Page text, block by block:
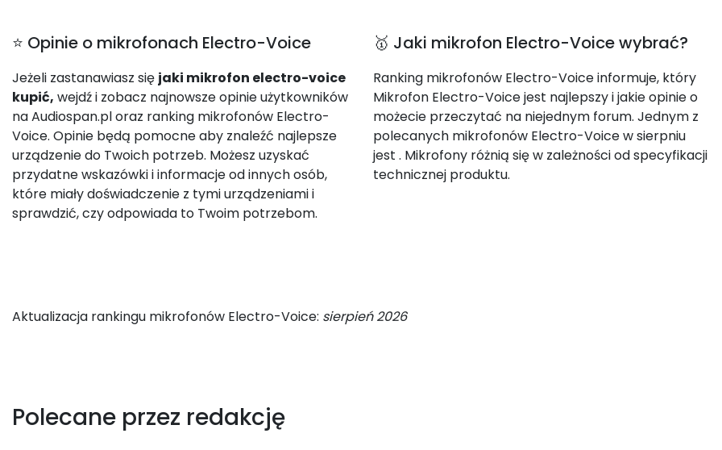
⭐ Opinie o mikrofonach Electro-Voice
Jeżeli zastanawiasz się jaki mikrofon electro-voice
kupić, wejdź i zobacz najnowsze opinie użytkowników
na Audiospan.pl oraz ranking mikrofonów Electro-
Voice. Opinie będą pomocne aby znaleźć najlepsze
urządzenie do Twoich potrzeb. Możesz uzyskać
przydatne wskazówki i informacje od innych osób,
które miały doświadczenie z tymi urządzeniami i
sprawdzić, czy odpowiada to Twoim potrzebom.
🥇 Jaki mikrofon Electro-Voice wybrać?
Ranking mikrofonów Electro-Voice informuje, który
Mikrofon Electro-Voice jest najlepszy i jakie opinie o
możecie przeczytać na niejednym forum. Jednym z
polecanych mikrofonów Electro-Voice w sierpniu
jest . Mikrofony różnią się w zależności od specyfikacji
technicznej produktu.
Aktualizacja rankingu mikrofonów Electro-Voice: sierpień 2026
Polecane przez redakcję